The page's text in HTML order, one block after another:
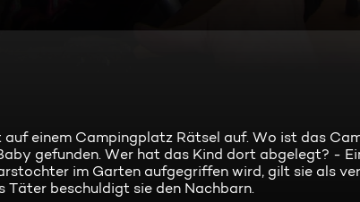
einem Campingplatz Rätsel auf. Wo ist das
gefunden. Wer hat das Kind dort abgelegt? -
im Garten aufgegriffen wird, gilt sie als
Täter beschuldigt sie den Nachbarn.